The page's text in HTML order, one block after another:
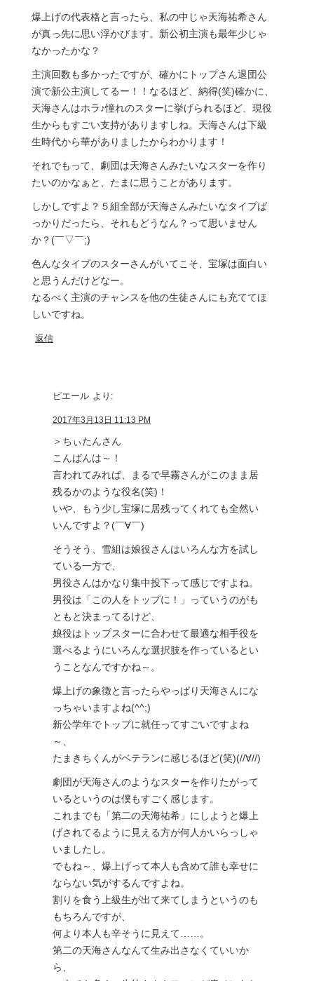
爆上げの代表格と言ったら、私の中じゃ天海祐希さん
が真っ先に思い浮かびます。新公初主演も最年少じゃ
なかったかな？
主演回数も多かったですが、確かにトップさん退団公
演で新公主演してるー！！なるほど、納得(笑)確かに、
天海さんはホラ♪憧れのスターに挙げられるほど、現役
生からもすごい支持がありますしね。天海さんは下級
生時代から華がありましたからわかります！
それでもって、劇団は天海さんみたいなスターを作り
たいのかなぁと、たまに思うことがあります。
しかしですよ？５組全部が天海さんみたいなタイプば
っかりだったら、それもどうなん？って思いません
か？(￣▽￣;)
色んなタイプのスターさんがいてこそ、宝塚は面白い
と思うんだけどなー。
なるべく主演のチャンスを他の生徒さんにも充ててほ
しいですね。
返信
ピエール より:
2017年3月13日 11:13 PM
＞ちぃたんさん
こんばんは～！
言われてみれば、まるで早霧さんがこのまま居
残るかのような役名(笑)！
いや、もう少し宝塚に居残ってくれても全然い
いんですよ？(￣∀￣)
そうそう、雪組は娘役さんはいろんな方を試し
ている一方で、
男役さんはかなり集中投下って感じですよね。
男役は「この人をトップに！」っていうのがも
ともと決まってるけど、
娘役はトップスターに合わせて最適な相手役を
選べるようにいろんな選択肢を作っているとい
うことなんですかね～。
爆上げの象徴と言ったらやっぱり天海さんにな
っちゃいますよね(^^;)
新公学年でトップに就任ってすごいですよね
～、
たまきちくんがベテランに感じるほど(笑)(//∀//)
劇団が天海さんのようなスターを作りたがって
いるというのは僕もすごく感じます。
これまでも「第二の天海祐希」にしようと爆上
げされてるように見える方が何人かいらっしゃ
いましたし。
でもね～、爆上げって本人も含めて誰も幸せに
ならない気がするんですよね。
割りを食う上級生が出て来てしまうというのも
もちろんですが、
何より本人も辛そうに見えて……。
第二の天海さんなんて生み出さなくていいか
ら、